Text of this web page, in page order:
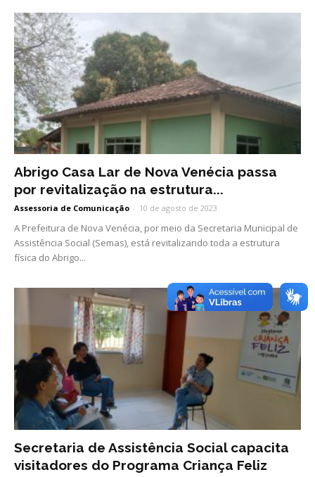
Abrigo Casa Lar de Nova Venécia passa
por revitalização na estrutura...
Assessoria de Comunicação - 10 de agosto de 2023
A Prefeitura de Nova Venécia, por meio da Secretaria Municipal de
Assistência Social (Semas), está revitalizando toda a estrutura
física do Abrigo...
Secretaria de Assistência Social capacita
visitadores do Programa Criança Feliz